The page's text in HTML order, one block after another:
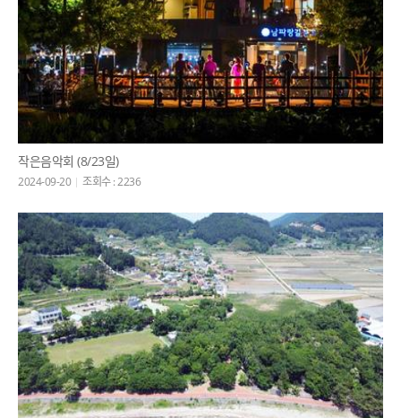
작은음악회 (8/23일)
2024-09-20 조회수 : 2236